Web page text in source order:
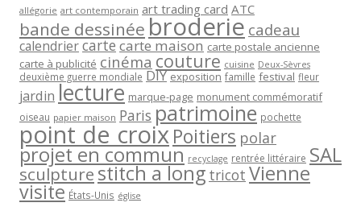
allégorie art contemporain art trading card ATC
bande dessinée broderie cadeau
calendriercartecarte maison carte postale ancienne
carte à publicité cinéma couture cuisine Deux-Sèvres
deuxième guerre mondiale DIY exposition famille festival fleur
jardin lecture marque-page monument commémoratif
oiseau papier maison Paris patrimoine pochette
point de croixPoitiers polar
projet en commun recyclage rentrée littéraire SAL
sculpturestitch a long tricot Vienne
visite États-Unis église